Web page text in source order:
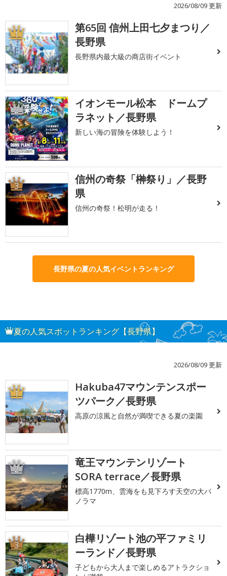
2026/08/09 更新
1
第65回 信州上田七夕まつり／
長野県
長野県内最大級の商店街イベント
2
イオンモール松本 ドームプ
ラネット／長野県
新しい海の冒険を体験しよう！
3
信州の奇祭「榊祭り」／長野
県
信州の奇祭！松明が走る！
長野県の夏の人気イベントランキング
夏の人気スポットランキング【長野県】
2026/08/09 更新
1
Hakuba47マウンテンスポー
ツパーク／長野県
高原の涼風と自然が満喫できる夏の楽園
2
竜王マウンテンリゾート
SORA terrace／長野県
標高1770m、雲海をも見下ろす天空の大パ
ノラマ
3
白樺リゾート池の平ファミリ
ーランド／長野県
子どもから大人まで楽しめるアトラクショ